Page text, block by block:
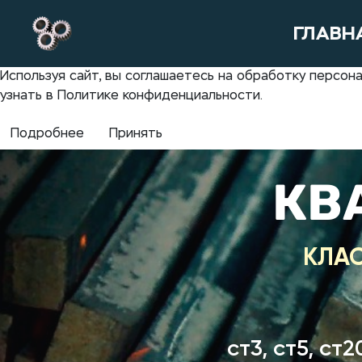
Используя сайт, вы соглашаетесь на обработку
узнать в Политике конфиденциальности.
Подробнее Принять
ст3, ст5,